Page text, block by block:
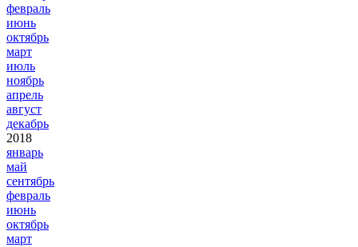
февраль
июнь
октябрь
март
июль
ноябрь
апрель
август
декабрь
2018
январь
май
сентябрь
февраль
июнь
октябрь
март